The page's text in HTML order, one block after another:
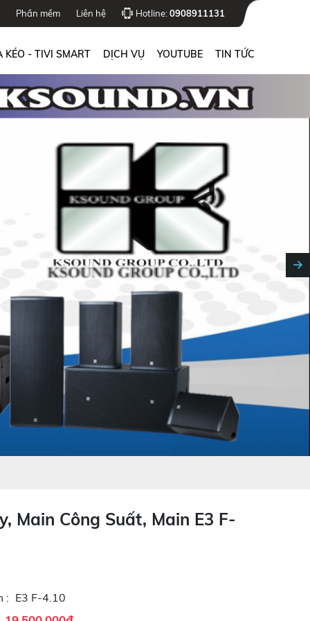
Phần mềm Liên hệ Hotline:0908911131
KÉO - TIVI SMART DỊCH VỤ YOUTUBE TIN TỨC
Main Công Suất, Main E3 F-
: E3 F-4.10